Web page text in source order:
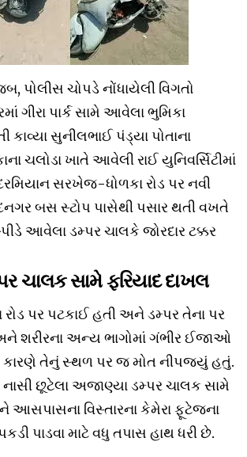
પોલીસ ચોપડે નોંધાયેલી વિગતો
ગીરા પાર્ક સામે આવેલા ભુમિકા
કાવ્યા સુનીલભાઈ પંડ્યા પોતાના
ચલોડા ખાતે આવેલી રાઈ યુનિવર્સિટીમાં
સરખેજ-ધોળકા રોડ પર નવી
બસ સ્ટોપ પાસેથી પસાર થતી વખતે
આવેલા ડમ્પર ચાલકે જોરદાર ટક્કર
ચાલક સામે ફરિયાદ દાખલ
રોડ પર પટકાઈ હતી અને ડમ્પર તેના પર
શરીરના અન્ય ભાગોમાં ગંભીર ઈજાઓ
કારણે તેનું સ્થળ પર જ મોત નીપજ્યું હતું.
છૂટેલા અજાણ્યા ડમ્પર ચાલક સામે
આસપાસના વિસ્તારના કેમેરા ફૂટેજના
પાડવા માટે વધુ તપાસ હાથ ધરી છે.